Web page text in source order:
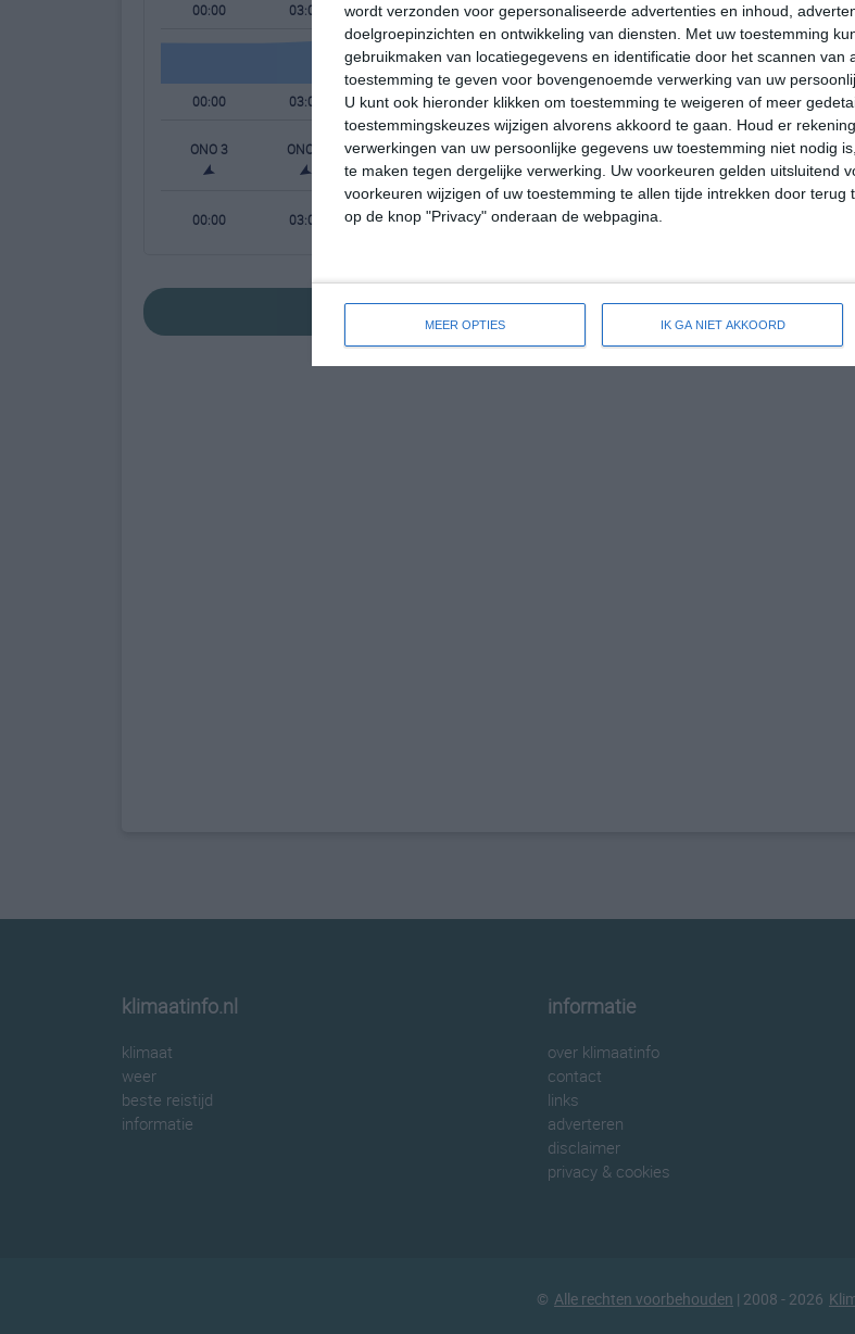
wordt verzonden voor gepersonaliseerde advertenties en inhoud,
doelgroepinzichten en ontwikkeling van diensten.
Met uw toestemming
gebruikmaken van locatiegegevens en identificatie door het scannen van
toestemming te geven voor bovengenoemde verwerking van uw
U kunt ook hieronder klikken om toestemming te weigeren of meer
toestemmingskeuzes wijzigen alvorens akkoord te gaan.
Houd er
verwerkingen van uw persoonlijke gegevens uw toestemming niet nodig
te maken tegen dergelijke verwerking. Uw voorkeuren gelden uitsluitend
voorkeuren wijzigen of uw toestemming te allen tijde intrekken door terug
op de knop "Privacy" onderaan de webpagina.
MEER OPTIES IK GA NIET AKKOORD
00:00 03:00 06:00 09:00 12:00 15:00 18:00
00:00 03:00 06:00 09:00 12:00 15:00 18:00
ONO 3 ONO 2 NO 2 ONO 3 ONO 3 NO 3 NNO 2
00:00 03:00 06:00 09:00 12:00
bekijk de uitgebreide weersverwachting voor Lake Sarasota
klimaatinfo.nl
klimaat
weer
beste reistijd
informatie
informatie
over klimaatinfo
contact
links
adverteren
disclaimer
privacy & cookies
© Alle rechten voorbehouden | 2008 - 2026